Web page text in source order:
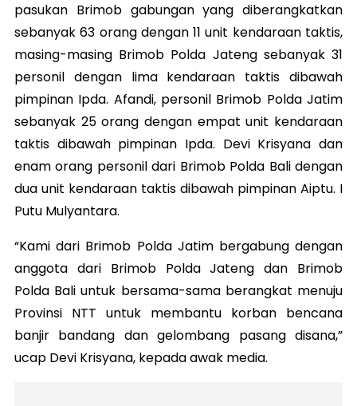
pasukan Brimob gabungan yang diberangkatkan
sebanyak 63 orang dengan 11 unit kendaraan taktis,
masing-masing Brimob Polda Jateng sebanyak 31
personil dengan lima kendaraan taktis dibawah
pimpinan Ipda. Afandi, personil Brimob Polda Jatim
sebanyak 25 orang dengan empat unit kendaraan
taktis dibawah pimpinan Ipda. Devi Krisyana dan
enam orang personil dari Brimob Polda Bali dengan
dua unit kendaraan taktis dibawah pimpinan Aiptu. I
Putu Mulyantara.
“Kami dari Brimob Polda Jatim bergabung dengan
anggota dari Brimob Polda Jateng dan Brimob
Polda Bali untuk bersama-sama berangkat menuju
Provinsi NTT untuk membantu korban bencana
banjir bandang dan gelombang pasang disana,”
ucap Devi Krisyana, kepada awak media.